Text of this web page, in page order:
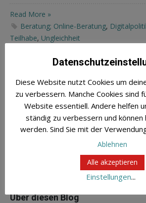
Read More »
Beratung; Online-Beratung,
Teilhabe, Ungleichheit
Newsletter
Du willst informiert bleiben über aktuelle
Sachen Digitalisierung der Caritas? Hier
Über diesen Blog
Diese Website nutzt Cookies um
zu verbessern. Manche Cookies sind
Website essentiell. Andere helfen
ständig zu verbessern und
werden. Sind Sie mit der
Ablehnen
Alle akzeptieren
Einstellungen...